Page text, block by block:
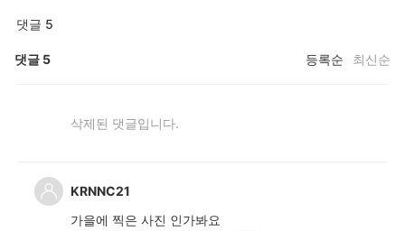
댓글 5
댓글 5 등록순 최신순
삭제된 댓글입니다.
KRNNC21
가을에 찍은 사진 인가봐요